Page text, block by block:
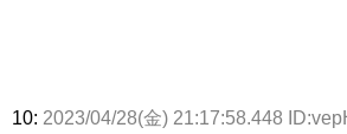
10: 2023/04/28(金) 21:17:58.448